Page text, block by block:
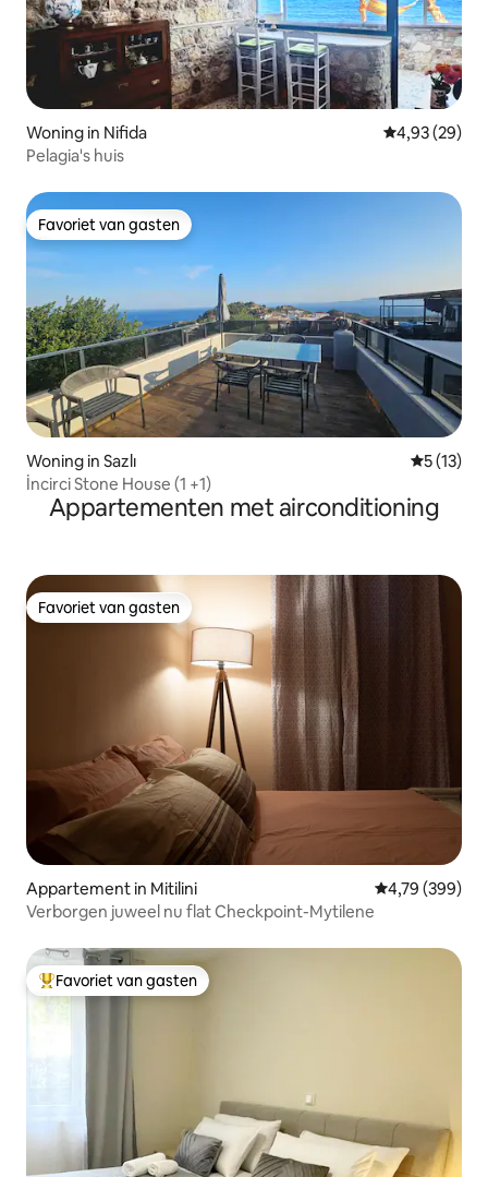
Woning in Nifida Gemiddelde
4,93 (29)
Pelagia's huis
Favoriet van gasten
Favoriet van gasten
Woning in Sazlı
5 (13)
İncirci Stone House (1 +1)
Appartementen met airconditioning
Favoriet van gasten
Favoriet van gasten
Appartement in Mitilini Gemiddelde
4,79 (399)
Verborgen juweel nu flat Checkpoint-Mytilene
Topfavoriet van gasten
Favoriet van gasten